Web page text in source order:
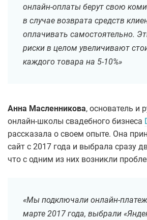
онлайн-оплаты берут свою
в случае возврата средств
оплачивать самостоятельно.
риски в целом увеличивают
каждого товара на 5-10%»
Анна Масленникова, основатель и
онлайн-школы свадебного бизнеса
рассказала о своем опыте. Она
сайт с 2017 года и выбрала сразу
что с одним из них возникли
«Мы подключали онлайн-
марте 2017 года, выбрали